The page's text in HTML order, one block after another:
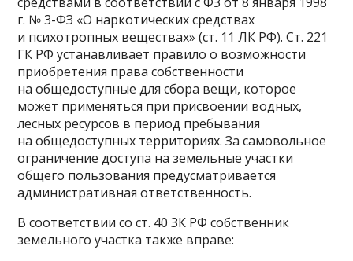
г. № 3-ФЗ «О наркотических средствах
и психотропных веществах» (ст. 11 ЛК РФ). Ст. 221
ГК РФ устанавливает правило о возможности
приобретения права собственности
на общедоступные для сбора вещи, которое
может применяться при присвоении водных,
лесных ресурсов в период пребывания
на общедоступных территориях. За самовольное
ограничение доступа на земельные участки
общего пользования предусматривается
административная ответственность.
В соответствии со ст. 40 ЗК РФ собственник
земельного участка также вправе: